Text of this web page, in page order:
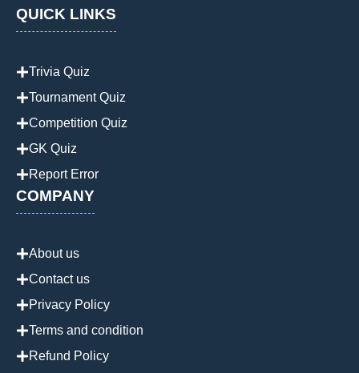
QUICK LINKS
Trivia Quiz
Tournament Quiz
Competition Quiz
GK Quiz
Report Error
COMPANY
About us
Contact us
Privacy Policy
Terms and condition
Refund Policy